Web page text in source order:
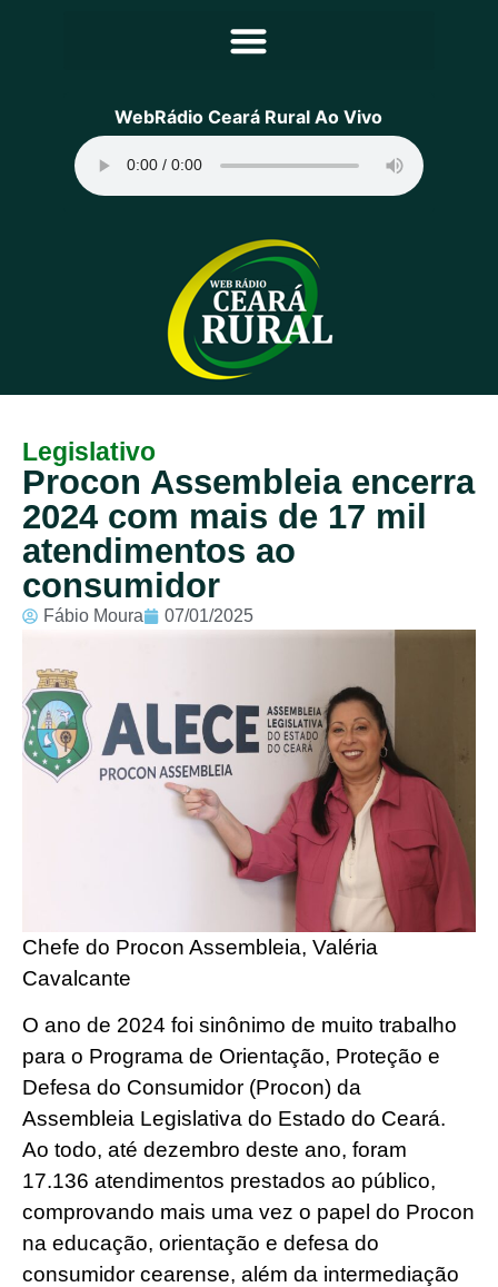
Principal
Programação
Equipe
Contato
Sobre
WebRádio Ceará Rural Ao Vivo
Legislativo
Procon Assembleia encerra
2024 com mais de 17 mil
atendimentos ao
consumidor
Fábio Moura 07/01/2025
Chefe do Procon Assembleia, Valéria
Cavalcante
O ano de 2024 foi sinônimo de muito trabalho
para o Programa de Orientação, Proteção e
Defesa do Consumidor (Procon) da
Assembleia Legislativa do Estado do Ceará.
Ao todo, até dezembro deste ano, foram
17.136 atendimentos prestados ao público,
comprovando mais uma vez o papel do Procon
na educação, orientação e defesa do
consumidor cearense, além da intermediação